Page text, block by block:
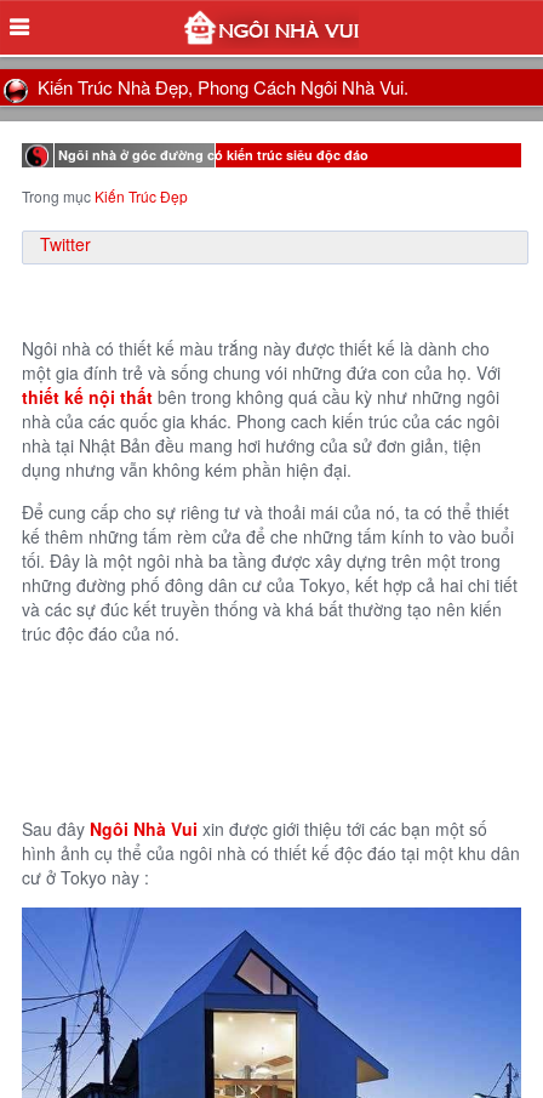
Kiến Trúc Nhà Đẹp, Phong Cách Ngôi Nhà Vui.
Ngôi nhà ở góc đường có kiến trúc siêu độc đáo
Trong mục Kiến Trúc Đẹp
Twitter
Ngôi nhà có thiết kế màu trắng này được thiết kế là dành cho
một gia đính trẻ và sống chung vói những đứa con của họ. Với
thiết kế nội thất bên trong không quá cầu kỳ như những ngôi
nhà của các quốc gia khác. Phong cach kiến trúc của các ngôi
nhà tại Nhật Bản đều mang hơi hướng của sử đơn giản, tiện
dụng nhưng vẫn không kém phần hiện đại.
Để cung cấp cho sự riêng tư và thoải mái của nó, ta có thể thiết
kế thêm những tấm rèm cửa để che những tấm kính to vào buổi
tối. Đây là một ngôi nhà ba tầng được xây dựng trên một trong
những đường phố đông dân cư của Tokyo, kết hợp cả hai chi tiết
và các sự đúc kết truyền thống và khá bất thường tạo nên kiến ​​
trúc độc đáo của nó.
Sau đây Ngôi Nhà Vui xin được giới thiệu tới các bạn một số
hình ảnh cụ thể của ngôi nhà có thiết kế độc đáo tại một khu dân
cư ở Tokyo này :